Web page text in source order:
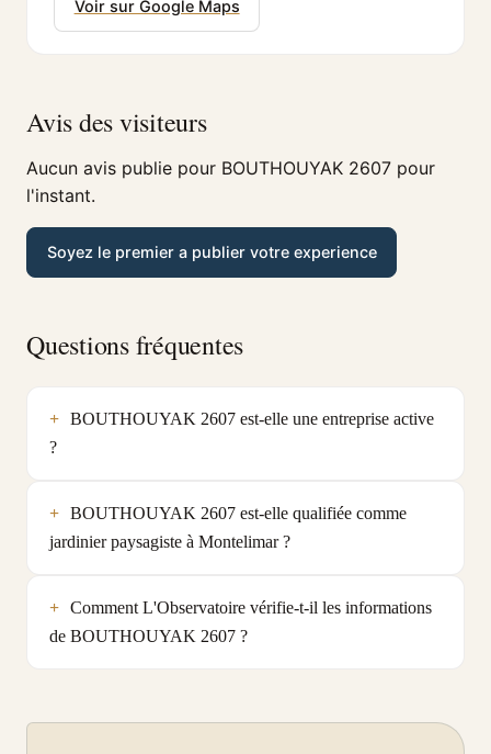
Voir sur Google Maps
Avis des visiteurs
Aucun avis publie pour BOUTHOUYAK 2607 pour
l'instant.
Soyez le premier a publier votre experience
Questions fréquentes
BOUTHOUYAK 2607 est-elle une entreprise active
?
BOUTHOUYAK 2607 est-elle qualifiée comme
jardinier paysagiste à Montelimar ?
Comment L'Observatoire vérifie-t-il les informations
de BOUTHOUYAK 2607 ?